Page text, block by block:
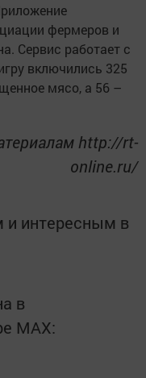
фермеров и
Сервис работает с
включились 325
мясо, а 56 –
http://rt-
online.ru/
интересным в
в
MАХ: